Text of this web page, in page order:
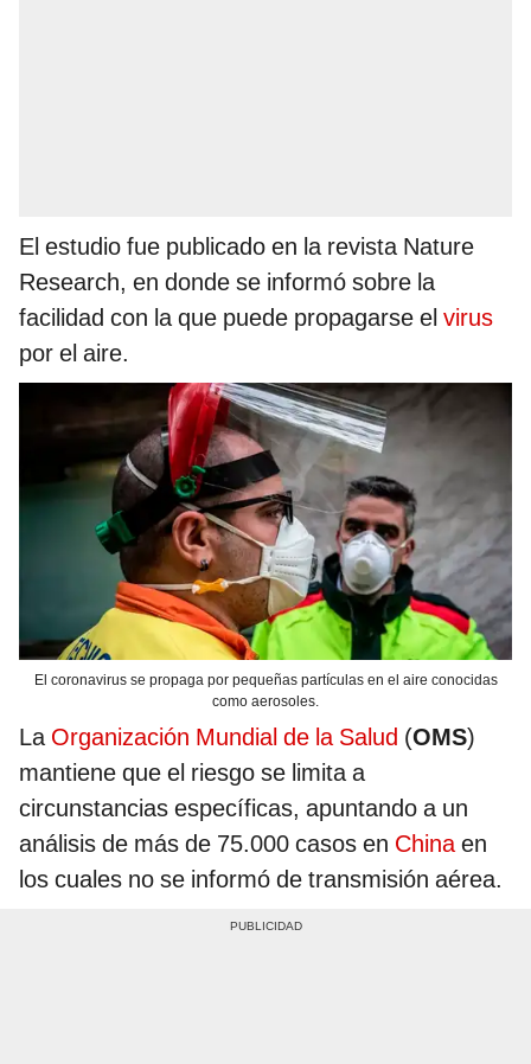
El estudio fue publicado en la revista Nature
Research, en donde se informó sobre la
facilidad con la que puede propagarse el virus
por el aire.
El coronavirus se propaga por pequeñas partículas en el aire conocidas
como aerosoles.
La Organización Mundial de la Salud (OMS)
mantiene que el riesgo se limita a
circunstancias específicas, apuntando a un
análisis de más de 75.000 casos en Chinaen
los cuales no se informó de transmisión aérea.